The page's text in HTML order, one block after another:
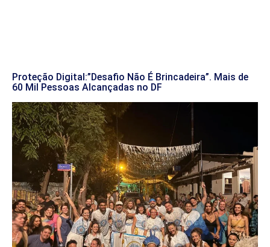
Proteção Digital:”Desafio Não É Brincadeira”. Mais de
60 Mil Pessoas Alcançadas no DF